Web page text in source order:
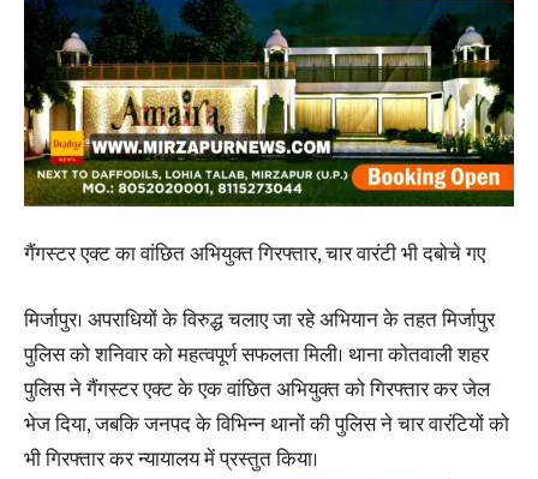
गैंगस्टर एक्ट का वांछित अभियुक्त गिरफ्तार, चार वारंटी भी दबोचे गए
मिर्जापुर। अपराधियों के विरुद्ध चलाए जा रहे अभियान के तहत मिर्जापुर
पुलिस को शनिवार को महत्वपूर्ण सफलता मिली। थाना कोतवाली शहर
पुलिस ने गैंगस्टर एक्ट के एक वांछित अभियुक्त को गिरफ्तार कर जेल
भेज दिया, जबकि जनपद के विभिन्न थानों की पुलिस ने चार वारंटियों को
भी गिरफ्तार कर न्यायालय में प्रस्तुत किया।